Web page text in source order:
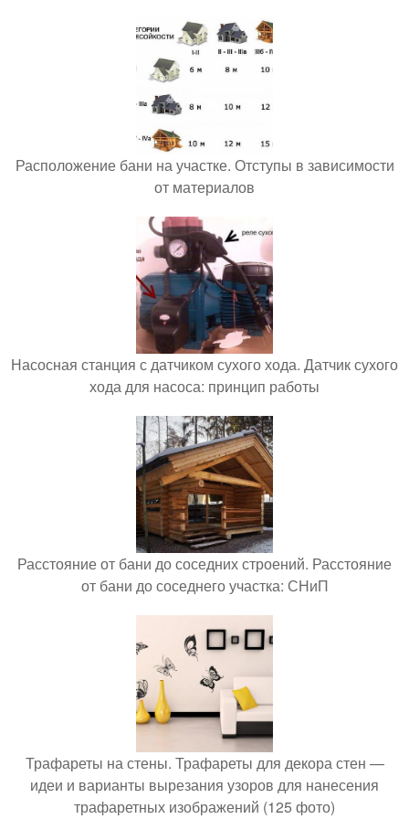
Расположение бани на участке. Отступы в зависимости
от материалов
Насосная станция с датчиком сухого хода. Датчик сухого
хода для насоса: принцип работы
Расстояние от бани до соседних строений. Расстояние
от бани до соседнего участка: СНиП
Трафареты на стены. Трафареты для декора стен —
идеи и варианты вырезания узоров для нанесения
трафаретных изображений (125 фото)